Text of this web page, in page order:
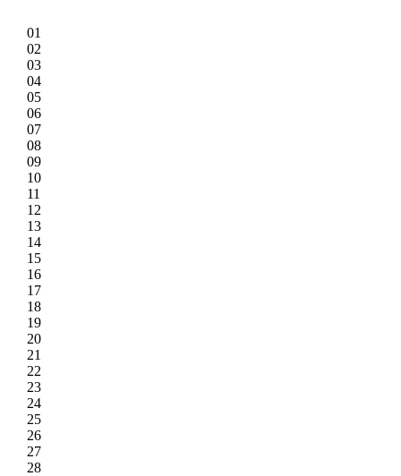
01
02
03
04
05
06
07
08
09
10
11
12
13
14
15
16
17
18
19
20
21
22
23
24
25
26
27
28